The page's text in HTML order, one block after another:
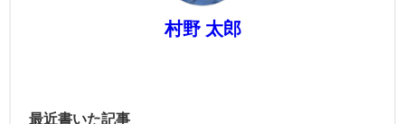
村野 太郎
最近書いた記事